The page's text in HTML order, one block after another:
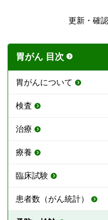
更新・確
胃がん 目次
胃がんについて
検査
治療
療養
臨床試験
患者数（がん統計）